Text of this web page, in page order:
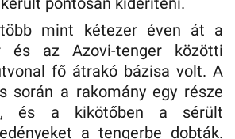
mint kétezer éven át a
és az Azovi-tenger közötti
fő átrakó bázisa volt. A
során a rakomány egy része
és a kikötőben a sérült
a tengerbe dobták.